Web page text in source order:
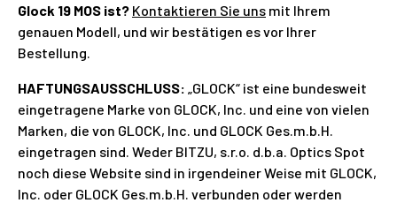
Glock 19 MOS ist? Kontaktieren Sie uns mit Ihrem
genauen Modell, und wir bestätigen es vor Ihrer
Bestellung.
HAFTUNGSAUSSCHLUSS: „GLOCK“ ist eine bundesweit
eingetragene Marke von GLOCK, Inc. und eine von vielen
Marken, die von GLOCK, Inc. und GLOCK Ges.m.b.H.
eingetragen sind. Weder BITZU, s.r.o. d.b.a. Optics Spot
noch diese Website sind in irgendeiner Weise mit GLOCK,
Inc. oder GLOCK Ges.m.b.H. verbunden oder werden